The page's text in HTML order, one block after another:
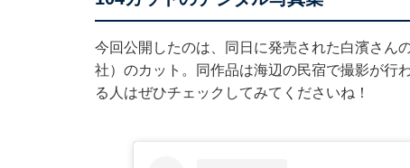
今回公開したのは、同日に発売された白濱さ
社）のカット。同作品は海辺の民宿で撮影が行
る人はぜひチェックしてみてくださいね！